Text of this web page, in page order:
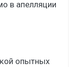
в апелляции
опытных